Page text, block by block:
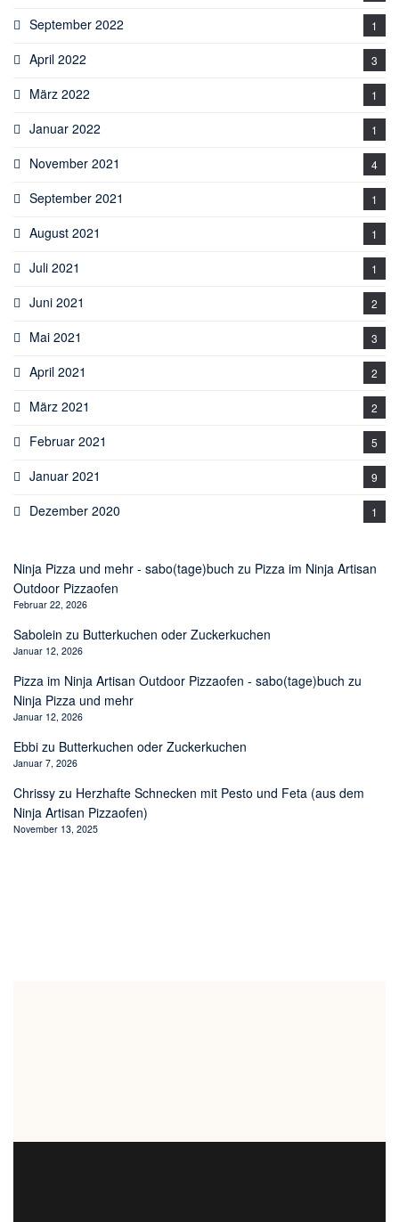
September 2022 1
April 2022 3
März 2022 1
Januar 2022 1
November 2021 4
September 2021 1
August 2021 1
Juli 2021 1
Juni 2021 2
Mai 2021 3
April 2021 2
März 2021 2
Februar 2021 5
Januar 2021 9
Dezember 2020 1
Ninja Pizza und mehr - sabo(tage)buch zu Pizza im Ninja Artisan
Outdoor Pizzaofen
Februar 22, 2026
Sabolein zu Butterkuchen oder Zuckerkuchen
Januar 12, 2026
Pizza im Ninja Artisan Outdoor Pizzaofen - sabo(tage)buch zu
Ninja Pizza und mehr
Januar 12, 2026
Ebbi zu Butterkuchen oder Zuckerkuchen
Januar 7, 2026
Chrissy zu Herzhafte Schnecken mit Pesto und Feta (aus dem
Ninja Artisan Pizzaofen)
November 13, 2025